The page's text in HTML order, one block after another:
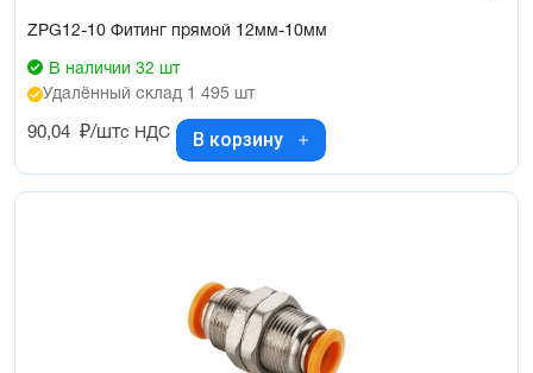
ZPG12-10 Фитинг прямой 12мм-10мм
В наличии 32 шт
Удалённый склад 1 495 шт
90,04 ₽/штс НДС В корзину